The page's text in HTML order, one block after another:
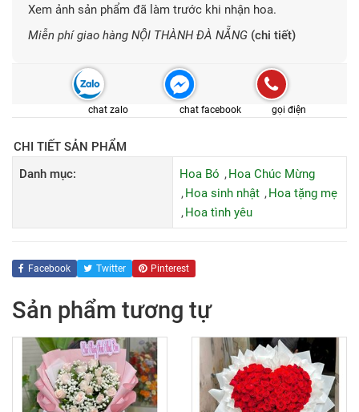
Xem ảnh sản phẩm đã làm trước khi nhận hoa.
Miễn phí giao hàng NỘI THÀNH ĐÀ NẴNG (chi tiết)
chat zalo chat facebook gọi điện
CHI TIẾT SẢN PHẨM
Danh mục:
Hoa Bó
Hoa Chúc Mừng
Hoa sinh nhật
Hoa tặng mẹ
Hoa tình yêu
Facebook Twitter Pinterest
Sản phẩm tương tự